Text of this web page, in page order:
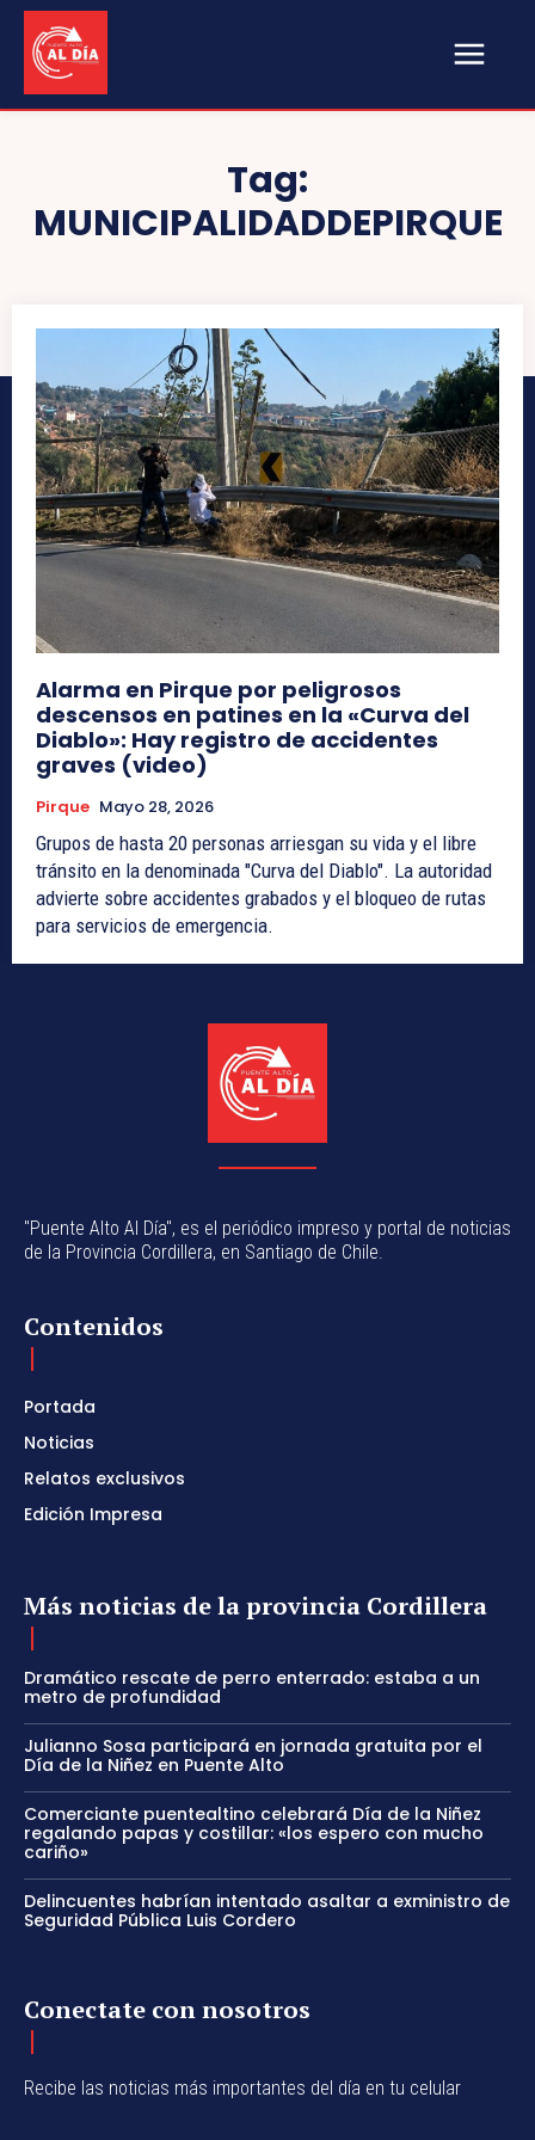
Tag:
MUNICIPALIDADDEPIRQUE
Alarma en Pirque por peligrosos
descensos en patines en la «Curva del
Diablo»: Hay registro de accidentes
graves (video)
Pirque Mayo 28, 2026
Grupos de hasta 20 personas arriesgan su vida y el libre
tránsito en la denominada "Curva del Diablo". La autoridad
advierte sobre accidentes grabados y el bloqueo de rutas
para servicios de emergencia.
"Puente Alto Al Día", es el periódico impreso y portal de noticias
de la Provincia Cordillera, en Santiago de Chile.
Contenidos
Portada
Noticias
Relatos exclusivos
Edición Impresa
Más noticias de la provincia Cordillera
Dramático rescate de perro enterrado: estaba a un
metro de profundidad
Julianno Sosa participará en jornada gratuita por el
Día de la Niñez en Puente Alto
Comerciante puentealtino celebrará Día de la Niñez
regalando papas y costillar: «los espero con mucho
cariño»
Delincuentes habrían intentado asaltar a exministro de
Seguridad Pública Luis Cordero
Conectate con nosotros
Recibe las noticias más importantes del día en tu celular